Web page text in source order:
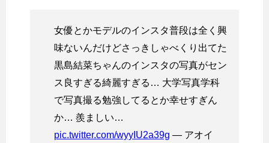
女優とかモデルのインスタ普段は全く興
味ないんだけどさっきしゃべくり出てた
黒島結菜ちゃんのインスタの写真がセン
ス良すぎる綺麗すぎる… 大学写真学科
で写真撮る勉強してるとか幸せすぎん
か… 羨ましい…
pic.twitter.com/wyyIU2a39g — アオイ